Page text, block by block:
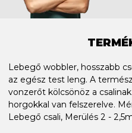
Lebegő wobbler, hosszabb
az egész test leng. A
vonzerőt kölcsönöz a
horgokkal van felszerelve.
Lebegő csali, Merülés 2 -